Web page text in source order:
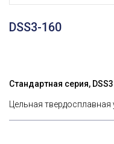
DSS3-160
Стандартная серия, DSS3
Цельная